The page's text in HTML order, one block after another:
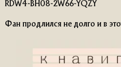
RDW4-BH08-2W66-YQZY
Фан продлился не долго и в